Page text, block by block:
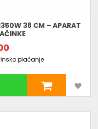
38 CM – APARAT
plaćanje